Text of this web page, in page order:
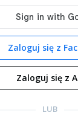
Zaloguj się z
Zaloguj się z
LUB